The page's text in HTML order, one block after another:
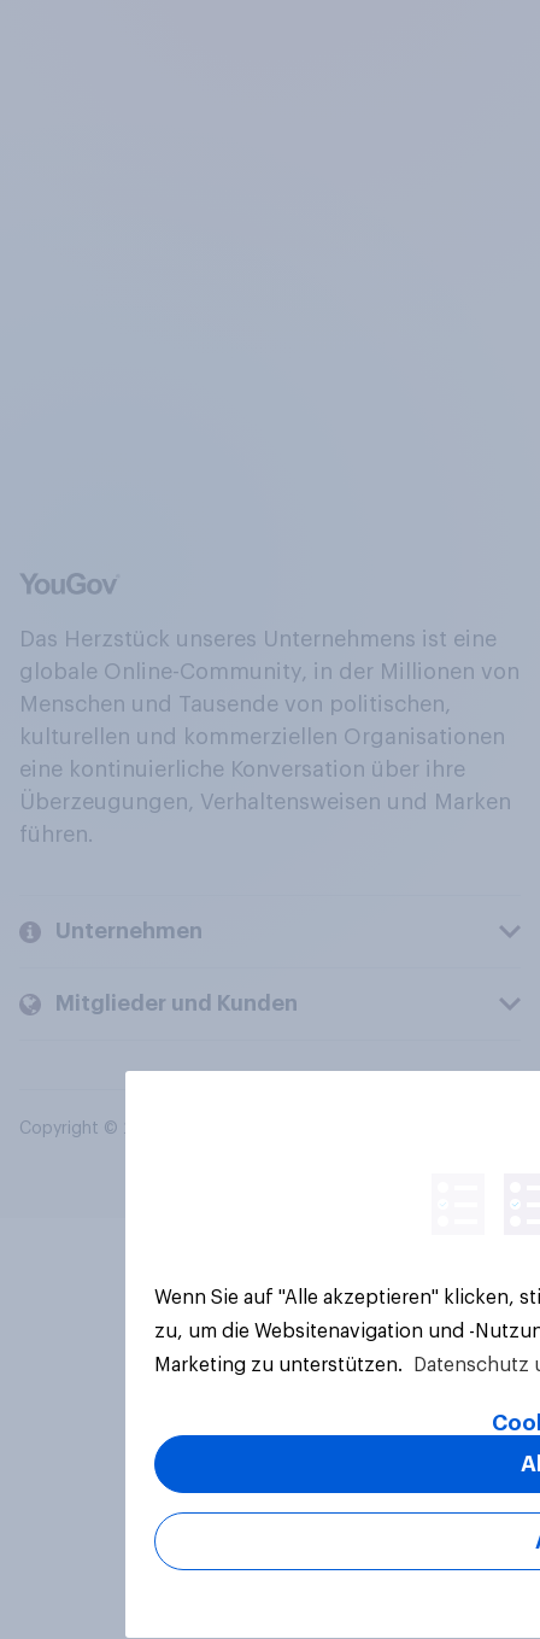
Das Herzstück unseres Unternehmens ist eine
globale Online-Community, in der Millionen von
Menschen und Tausende von politischen,
kulturellen und kommerziellen Organisationen
eine kontinuierliche Konversation über ihre
Überzeugungen, Verhaltensweisen und Marken
führen.
Unternehmen
Mitglieder und Kunden
Copyright © 2026 YouGov PLC. Alle Rechte vorbehalten.
Wenn Sie auf "Alle akzeptieren" klicken,
zu, um die Websitenavigation und -
Marketing zu unterstützen.
Datenschutz